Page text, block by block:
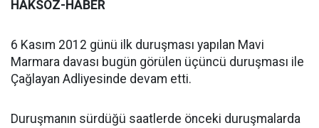
HAKSÖZ-HABER
6 Kasım 2012 günü ilk duruşması yapılan Mavi
Marmara davası bugün görülen üçüncü duruşması ile
Çağlayan Adliyesinde devam etti.
Duruşmanın sürdüğü saatlerde önceki duruşmalarda